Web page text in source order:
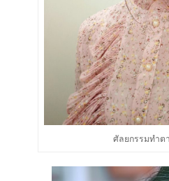
ศัลยกรรมทำต